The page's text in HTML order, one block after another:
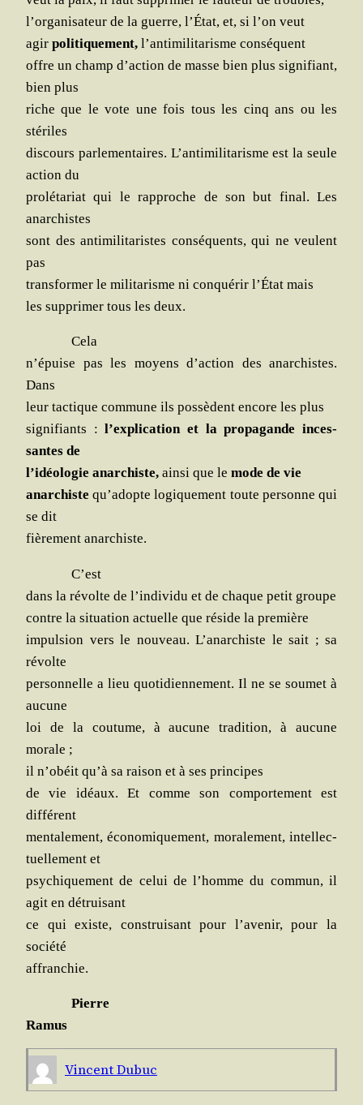
l’organisateur de la guerre, l’État, et, si l’on veut
agir poli­ti­que­ment, l’antimilitarisme conséquent
offre un champ d’action de masse bien plus signi­fiant,
bien plus
riche que le vote une fois tous les cinq ans ou les
stériles
dis­cours par­le­men­taires. L’antimilitarisme est la seule
action du
pro­lé­ta­riat qui le rap­proche de son but final. Les
anarchistes
sont des anti­mi­li­ta­ristes consé­quents, qui ne veulent
pas
trans­for­mer le mili­ta­risme ni conqué­rir l’État mais
les sup­pri­mer tous les deux.
Cela
n’épuise pas les moyens d’action des anar­chistes.
Dans
leur tac­tique com­mune ils pos­sèdent encore les plus
signi­fiants :l’explication et la pro­pa­gande inces­
santes de
l’idéologie anar­chiste, ain­si que le mode de vie
anar­chiste qu’adopte logi­que­ment toute per­sonne qui
se dit
fiè­re­ment anarchiste.
C’est
dans la révolte de l’individu et de chaque petit groupe
contre la situa­tion actuelle que réside la première
impul­sion vers le nou­veau. L’anarchiste le sait ; sa
révolte
per­son­nelle a lieu quo­ti­dien­ne­ment. Il ne se sou­met à
aucune
loi de la cou­tume, à aucune tra­di­tion, à aucune
morale ;
il n’obéit qu’à sa rai­son et à ses principes
de vie idéaux. Et comme son com­por­te­ment est
différent
men­ta­le­ment, éco­no­mi­que­ment, mora­le­ment, intel­lec­
tuel­le­ment et
psy­chi­que­ment de celui de l’homme du com­mun, il
agit en détruisant
ce qui existe, construi­sant pour l’avenir, pour la
société
affranchie.
Pierre
Ramus
Vincent Dubuc